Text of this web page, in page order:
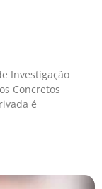
Investigação
Concretos
é